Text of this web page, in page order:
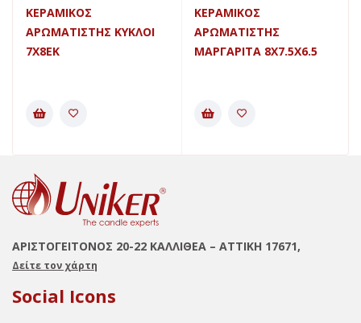
ΚΕΡΑΜΙΚΟΣ
ΑΡΩΜΑΤΙΣΤΗΣ ΚΥΚΛΟΙ
7X8ΕΚ
ΚΕΡΑΜΙΚΟΣ
ΑΡΩΜΑΤΙΣΤΗΣ
ΜΑΡΓΑΡΙΤΑ 8Χ7.5Χ6.5
ΑΡΙΣΤΟΓΕΙΤΟΝΟΣ 20-22 ΚΑΛΛΙΘΕΑ – ΑΤΤΙΚΗ 17671,
Δείτε τον χάρτη
Social Icons